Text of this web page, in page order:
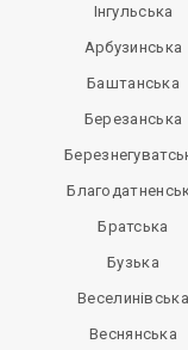
Інгульська
Арбузинська
Баштанська
Березанська
Братська
Бузька
Веселинівська
Веснянська